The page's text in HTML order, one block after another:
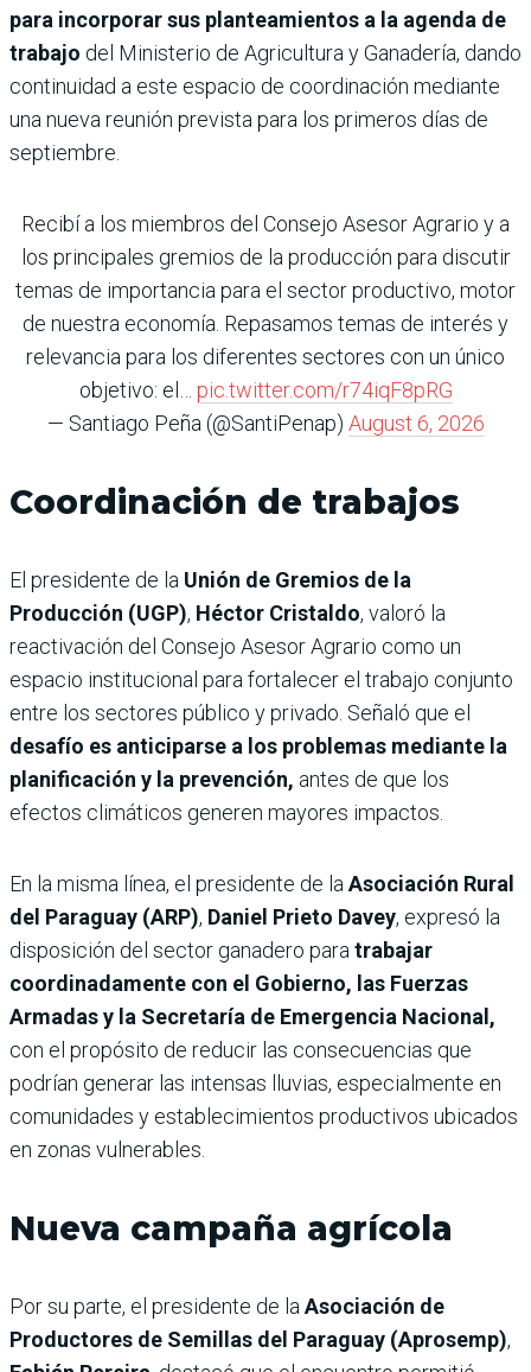
para incorporar sus planteamientos a la agenda de
trabajo del Ministerio de Agricultura y Ganadería, dando
continuidad a este espacio de coordinación mediante
una nueva reunión prevista para los primeros días de
septiembre.
Recibí a los miembros del Consejo Asesor Agrario y a
los principales gremios de la producción para discutir
temas de importancia para el sector productivo, motor
de nuestra economía. Repasamos temas de interés y
relevancia para los diferentes sectores con un único
objetivo: el… pic.twitter.com/r74iqF8pRG
— Santiago Peña (@SantiPenap) August 6, 2026
Coordinación de trabajos
El presidente de la Unión de Gremios de la
Producción (UGP), Héctor Cristaldo, valoró la
reactivación del Consejo Asesor Agrario como un
espacio institucional para fortalecer el trabajo conjunto
entre los sectores público y privado. Señaló que el
desafío es anticiparse a los problemas mediante la
planificación y la prevención, antes de que los
efectos climáticos generen mayores impactos.
En la misma línea, el presidente de la Asociación Rural
del Paraguay (ARP), Daniel Prieto Davey, expresó la
disposición del sector ganadero para trabajar
coordinadamente con el Gobierno, las Fuerzas
Armadas y la Secretaría de Emergencia Nacional,
con el propósito de reducir las consecuencias que
podrían generar las intensas lluvias, especialmente en
comunidades y establecimientos productivos ubicados
en zonas vulnerables.
Nueva campaña agrícola
Por su parte, el presidente de la Asociación de
Productores de Semillas del Paraguay (Aprosemp),